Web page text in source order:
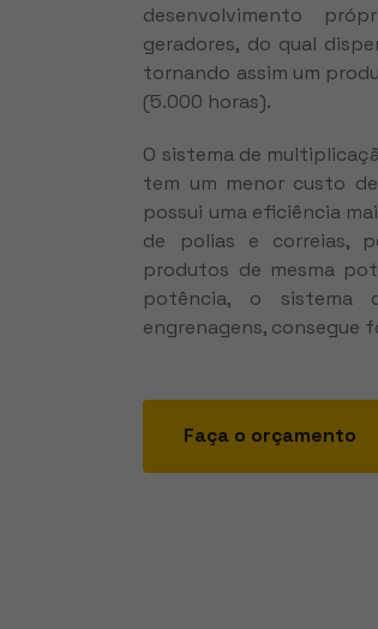
desenvolvimento
geradores, do qual
tornando assim um
(5.000 horas).
O sistema de
tem um menor custo
possui uma eficiência
de polias e correias,
produtos de mesma
potência, o sistema
engrenagens, consegue
Faça o orçamento